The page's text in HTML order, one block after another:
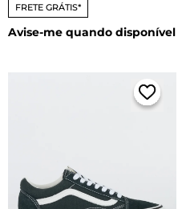
FRETE GRÁTIS*
Avise-me quando disponível